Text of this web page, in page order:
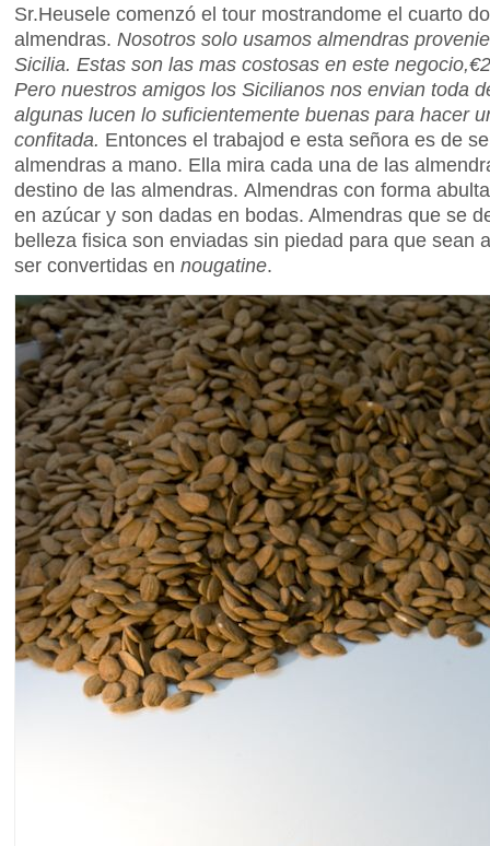
Sr.Heusele comenzó el tour mostrandome el cuarto
almendras. Nosotros solo usamos almendras
Sicilia. Estas son las mas costosas en este negocio,
Pero nuestros amigos los Sicilianos nos envian toda
algunas lucen lo suficientemente buenas para hacer
confitada. Entonces el trabajod e esta señora es de
almendras a mano. Ella mira cada una de las
destino de las almendras. Almendras con forma
en azúcar y son dadas en bodas. Almendras que se
belleza fisica son enviadas sin piedad para que sean
ser convertidas en nougatine.